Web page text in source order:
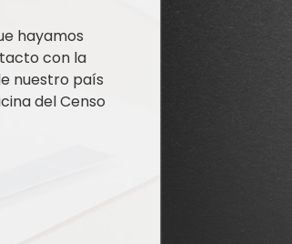
hayamos
con la
nuestro país
del Censo